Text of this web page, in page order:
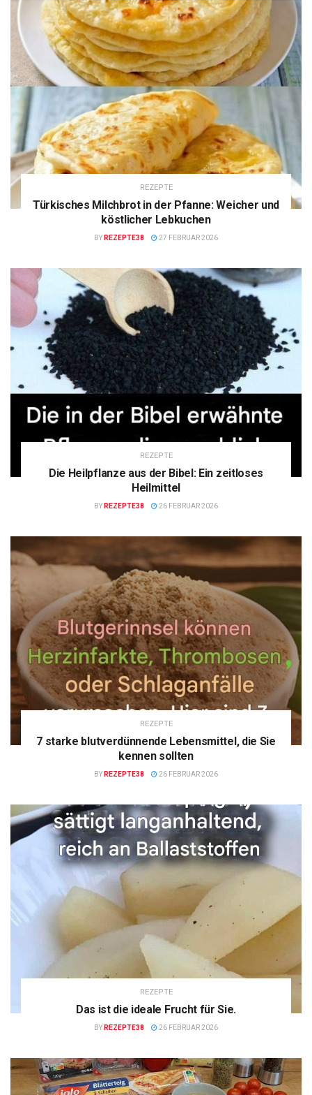
REZEPTE
Türkisches Milchbrot in der Pfanne: Weicher und
köstlicher Lebkuchen
BY REZEPTE38 27 FEBRUAR 2026
REZEPTE
Die Heilpflanze aus der Bibel: Ein zeitloses
Heilmittel
BY REZEPTE38 26 FEBRUAR 2026
REZEPTE
7 starke blutverdünnende Lebensmittel, die Sie
kennen sollten
BY REZEPTE38 26 FEBRUAR 2026
REZEPTE
Das ist die ideale Frucht für Sie.
BY REZEPTE38 26 FEBRUAR 2026